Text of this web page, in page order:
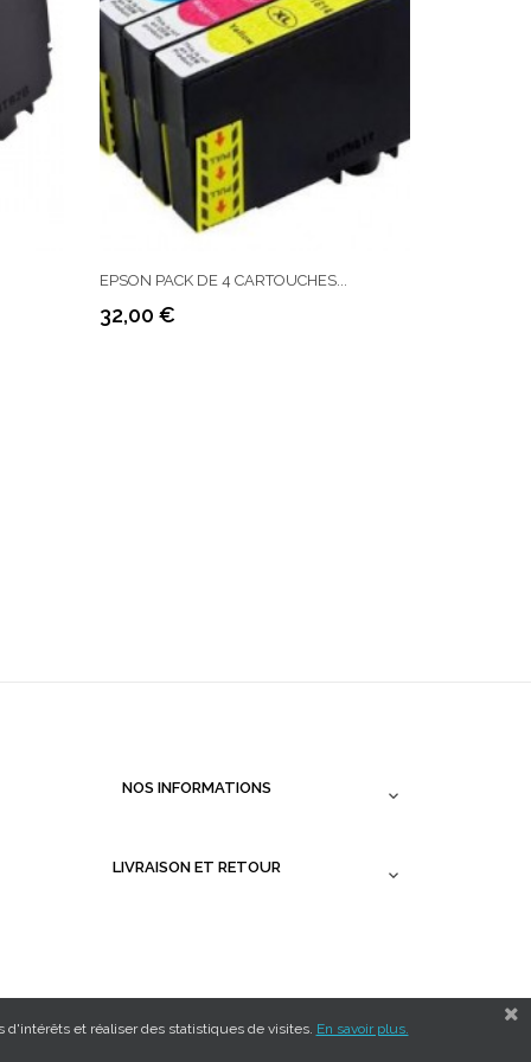
EPSON PACK DE 4 CARTOUCHES...
Prix
32,00 €
NOS INFORMATIONS 
LIVRAISON ET RETOUR 
d'intérêts et réaliser des statistiques de visites. En savoir plus.